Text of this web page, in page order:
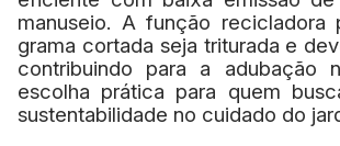
manuseio. A função recicladora
grama cortada seja triturada e
contribuindo para a adubação
escolha prática para quem
sustentabilidade no cuidado do